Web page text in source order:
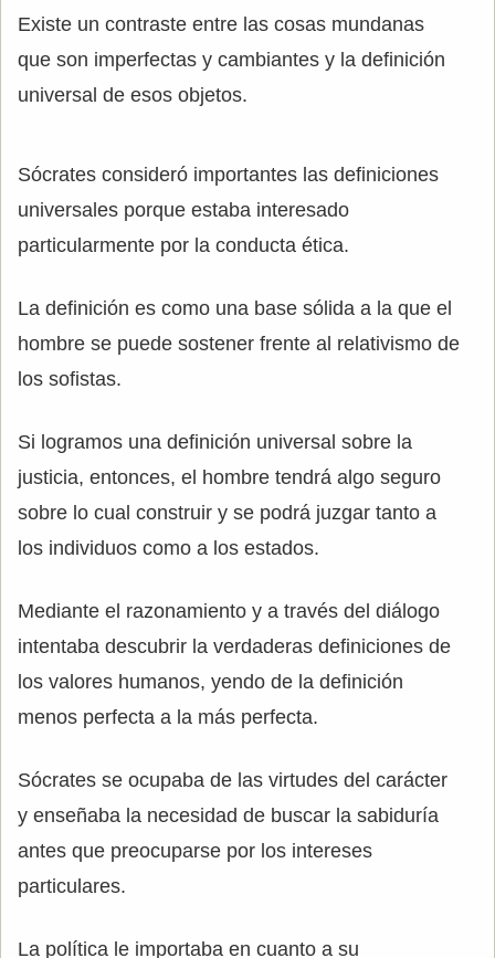
Existe un contraste entre las cosas mundanas
que son imperfectas y cambiantes y la definición
universal de esos objetos.
Sócrates consideró importantes las definiciones
universales porque estaba interesado
particularmente por la conducta ética.
La definición es como una base sólida a la que el
hombre se puede sostener frente al relativismo de
los sofistas.
Si logramos una definición universal sobre la
justicia, entonces, el hombre tendrá algo seguro
sobre lo cual construir y se podrá juzgar tanto a
los individuos como a los estados.
Mediante el razonamiento y a través del diálogo
intentaba descubrir la verdaderas definiciones de
los valores humanos, yendo de la definición
menos perfecta a la más perfecta.
Sócrates se ocupaba de las virtudes del carácter
y enseñaba la necesidad de buscar la sabiduría
antes que preocuparse por los intereses
particulares.
La política le importaba en cuanto a su